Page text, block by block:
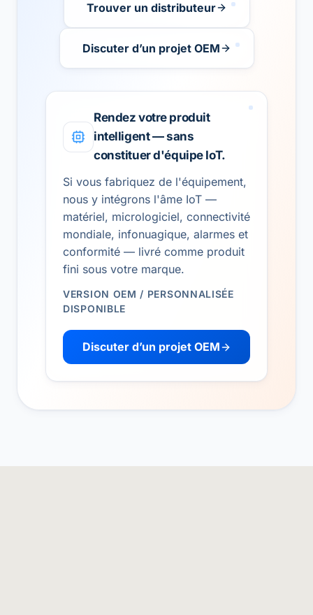
Trouver un distributeur
Discuter d’un projet OEM
Rendez votre produit
intelligent — sans
constituer d'équipe IoT.
Si vous fabriquez de l'équipement,
nous y intégrons l'âme IoT —
matériel, micrologiciel, connectivité
mondiale, infonuagique, alarmes et
conformité — livré comme produit
fini sous votre marque.
VERSION OEM / PERSONNALISÉE
DISPONIBLE
Discuter d’un projet OEM